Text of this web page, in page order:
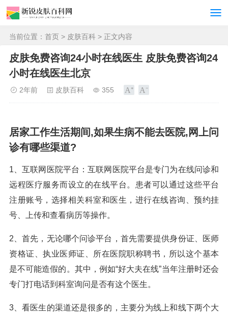
当前位置： 首页 > 皮肤百科 > 正文内容
皮肤免费咨询24小时在线医生 皮肤免费咨询24
小时在线医生北京
2年前 皮肤百科 355
居家工作生活期间,如果生病不能去医院,网上问
诊有哪些渠道?
1、互联网医院平台：互联网医院平台是专门为在线问诊和
远程医疗服务而设立的在线平台。患者可以通过这些平台
注册账号，选择相关科室和医生，进行在线咨询、预约挂
号、上传和查看病历等操作。
2、首先，无论哪个问诊平台，首先需要提供身份证、医师
资格证、执业医师证、所在医院职称聘书，所以这个基本
是不可能造假的。其中，例如“好大夫在线”当年注册时还会
专门打电话到科室询问是否有这个医生。
3、看医生的渠道还是很多的，主要分为线上和线下两个大